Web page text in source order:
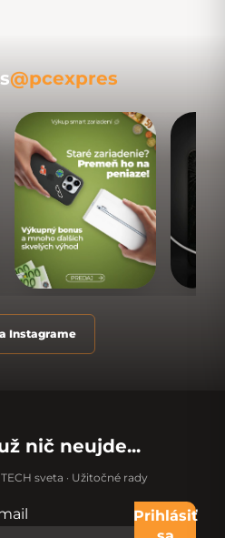
@pcexpres
Instagrame
nič neujde...
sveta · Užitočné rady
Nevypĺňajte toto pole:
Prihlásiť